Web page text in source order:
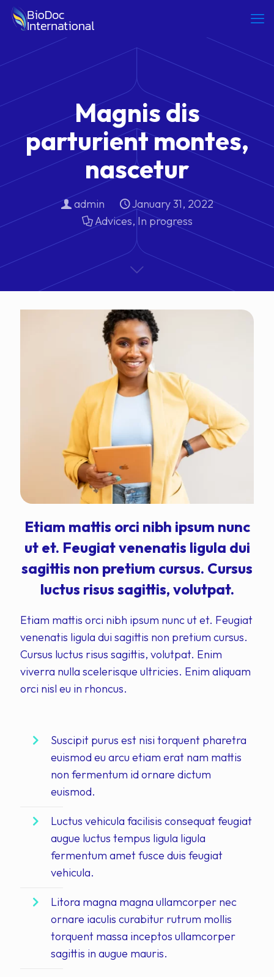
Magnis dis
parturient montes,
nascetur
admin
January 31, 2022
Advices, In progress
Etiam mattis orci nibh ipsum nunc
ut et. Feugiat venenatis ligula dui
sagittis non pretium cursus. Cursus
luctus risus sagittis, volutpat.
Etiam mattis orci nibh ipsum nunc ut et. Feugiat
venenatis ligula dui sagittis non pretium cursus.
Cursus luctus risus sagittis, volutpat. Enim
viverra nulla scelerisque ultricies. Enim aliquam
orci nisl eu in rhoncus.
Suscipit purus est nisi torquent pharetra
euismod eu arcu etiam erat nam mattis
non fermentum id ornare dictum
euismod.
Luctus vehicula facilisis consequat feugiat
augue luctus tempus ligula ligula
fermentum amet fusce duis feugiat
vehicula.
Litora magna magna ullamcorper nec
ornare iaculis curabitur rutrum mollis
torquent massa inceptos ullamcorper
sagittis in augue mauris.